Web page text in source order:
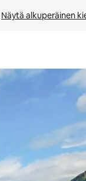
Näytä alkuperäinen